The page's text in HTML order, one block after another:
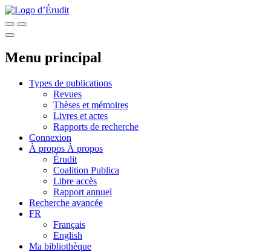
Menu principal
Types de publications
Revues
Thèses et mémoires
Livres et actes
Rapports de recherche
Connexion
À propos À propos
Érudit
Coalition Publica
Libre accès
Rapport annuel
Recherche avancée
FR
Français
English
Ma bibliothèque